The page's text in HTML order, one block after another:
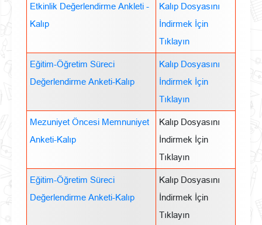
Etkinlik Değerlendirme Ankleti -
Kalıp
Kalıp Dosyasını
İndirmek İçin
Tıklayın
Eğitim-Öğretim Süreci
Değerlendirme Anketi-Kalıp
Kalıp Dosyasını
İndirmek İçin
Tıklayın
Mezuniyet Öncesi Memnuniyet
Anketi-Kalıp
Kalıp Dosyasını
İndirmek İçin
Tıklayın
Eğitim-Öğretim Süreci
Değerlendirme Anketi-Kalıp
Kalıp Dosyasını
İndirmek İçin
Tıklayın